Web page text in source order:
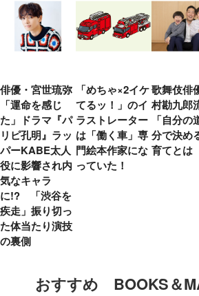
俳優・宮世琉弥
「運命を感じ
た」ドラマ『パ
リピ孔明』ラッ
パーKABE太人
役に影響され内
気なキャラ
に!? 「渋谷を
疾走」振り切っ
た体当たり演技
の裏側
「めちゃ×2イケ
てるッ！」のイ
ラストレーター
は「働く車」専
門絵本作家にな
っていた！
歌舞伎
村勘九郎
「自分の
分で決め
育てとは
おすすめ BOOKS＆